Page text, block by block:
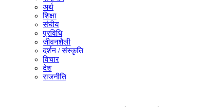
अर्थ
शिक्षा
संघीय
प्रविधि
जीवनशैली
दर्शन / संस्कृति
विचार
देश
राजनीति